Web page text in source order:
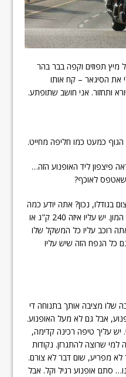
מיץ תפוזים וקפה בבר בהר
את הסיגאר – קח אותו
ותחזור. אני חושב שתופתע.
כמעט כמו חליפה מחייט.
פיצפון ליד האופנוע הזה…
שאטפס לאוכף?
בגודלו, נכון? אתה יודע כמה
הוא שוקל? – האמת היא שלא ממש המון. יש עליו איזה 240 ק"ג או
רוכב עליו כל המשקל שלו
כל הנפח הזה שיש עליו
שלו מציבה אותך בתנוחה די
אבל גם לא מעל האופנוע.
יש עליך טיפה רכינה קדימה,
למי שרוצה להתגרזן. נקודות
לא מפריע, שום דבר לא צורם.
סתם אופנוע רגיל וקל. אבל